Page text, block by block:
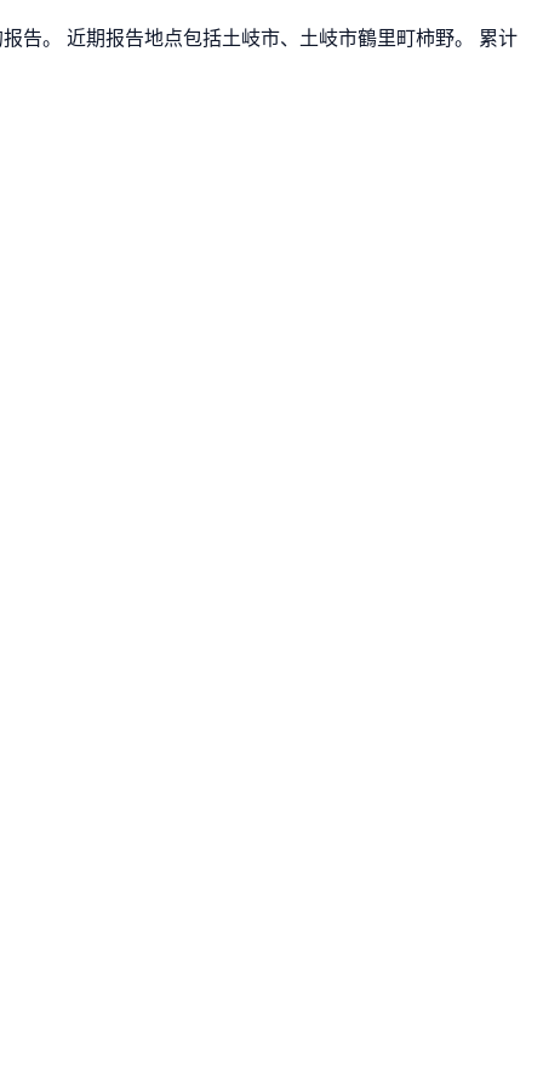
告。 近期报告地点包括土岐市、土岐市鶴里町柿野。 累计